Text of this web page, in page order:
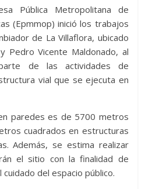
Pública Metropolitana de
(Epmmop) inició los trabajos
de La Villaflora, ubicado
Pedro Vicente Maldonado, al
de las actividades de
vial que se ejecuta en
paredes es de 5700 metros
cuadrados en estructuras
Además, se estima realizar
el sitio con la finalidad de
del espacio público.